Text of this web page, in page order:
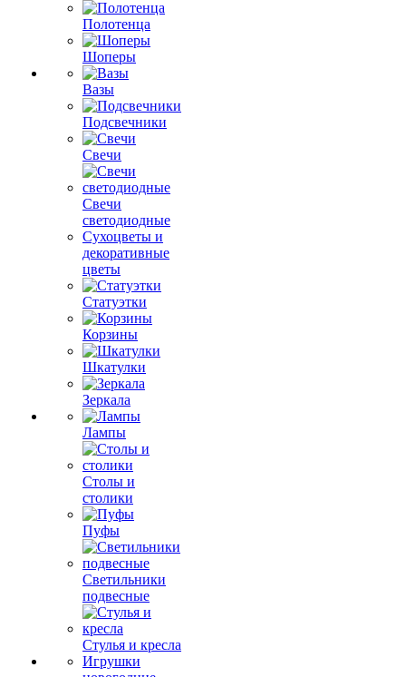
Полотенца
Шоперы
Вазы
Подсвечники
Свечи
Свечи
светодиодные
Сухоцветы и
декоративные
цветы
Статуэтки
Корзины
Шкатулки
Зеркала
Лампы
Столы и
столики
Пуфы
Светильники
подвесные
Стулья и кресла
Игрушки